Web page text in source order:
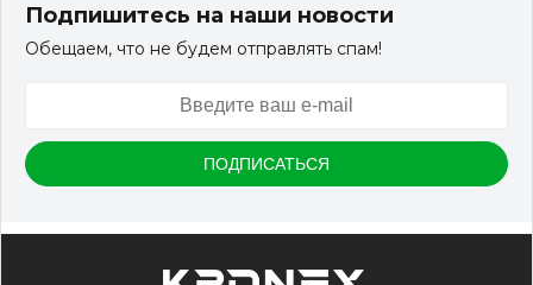
Подпишитесь на наши новости
Обещаем, что не будем отправлять спам!